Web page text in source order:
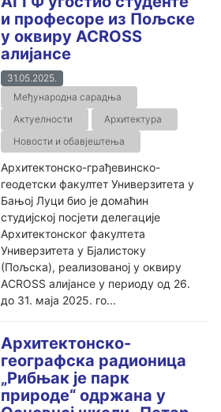
и професоре из Пољске
у оквиру ACROSS
алијансе
31.05.2025.
Међународна сарадња
Актуелности
Архитектура
Новости и обавјештења
Архитектонско-грађевинско-
геодетски факултет Универзитета у
Бањој Луци био је домаћин
студијској посјети делегације
Архитектонског факултета
Универзитета у Бјалистоку
(Пољска), реализованој у оквиру
ACROSS алијансе у периоду од 26.
до 31. маја 2025. го...
Архитектонско-
географска радионица
„Рибњак је парк
природе“ одржана у